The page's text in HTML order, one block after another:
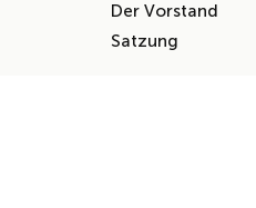
Der Vorstand
Satzung